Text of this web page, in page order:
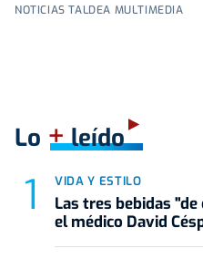
NOTICIAS TALDEA MULTIMEDIA
Lo +leído
VIDA Y ESTILO
Las tres bebidas
el médico David